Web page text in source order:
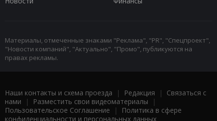
Материалы, отмеченные знаками "Реклама", "PR", "Спецпроект",
"Новости компаний", "Актуально", "Промо", публикуются на
правах рекламы.
Наши контакты и схема проезда | Редакция | Связаться с
нами | Разместить свои видеоматериалы |
Пользовательское Соглашение |
Политика в сфере
конфиденциальности и персональных данных